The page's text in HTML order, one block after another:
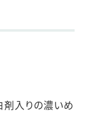
剤入りの濃いめ